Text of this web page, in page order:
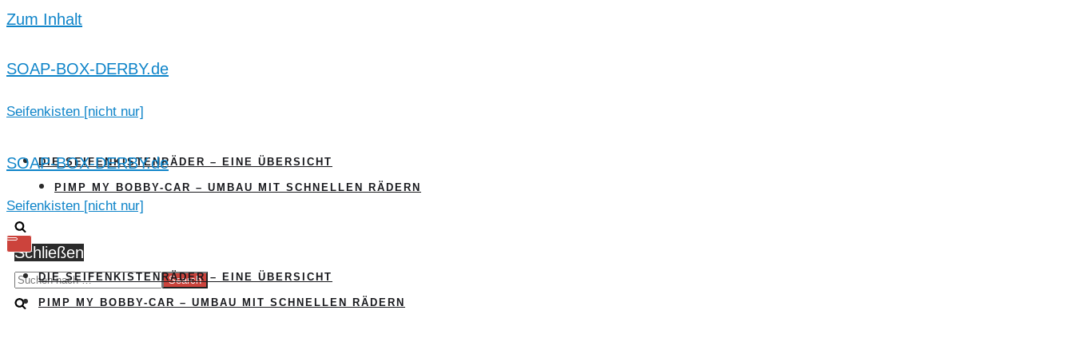
Zum Inhalt
SOAP-BOX-DERBY.de
Seifenkisten [nicht nur]
DIE SEIFENKISTENRÄDER – EINE ÜBERSICHT
PIMP MY BOBBY-CAR – UMBAU MIT SCHNELLEN RÄDERN
Schließen
Suchen
nach …
SOAP-BOX-DERBY.de
Seifenkisten [nicht nur]
Navigation
umschalten
Navigation
umschalten
DIE SEIFENKISTENRÄDER – EINE ÜBERSICHT
PIMP MY BOBBY-CAR – UMBAU MIT SCHNELLEN RÄDERN